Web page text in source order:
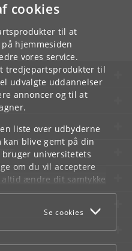
cookies
til at
hjemmesiden
vores service.
tredjepartsprodukter til
udvalgte uddannelser
annoncer og til at
liste over udbyderne
kan blive gemt på din
universitetets
om du vil acceptere
altid ændre dit samtykke
som du finder i
Se cookies